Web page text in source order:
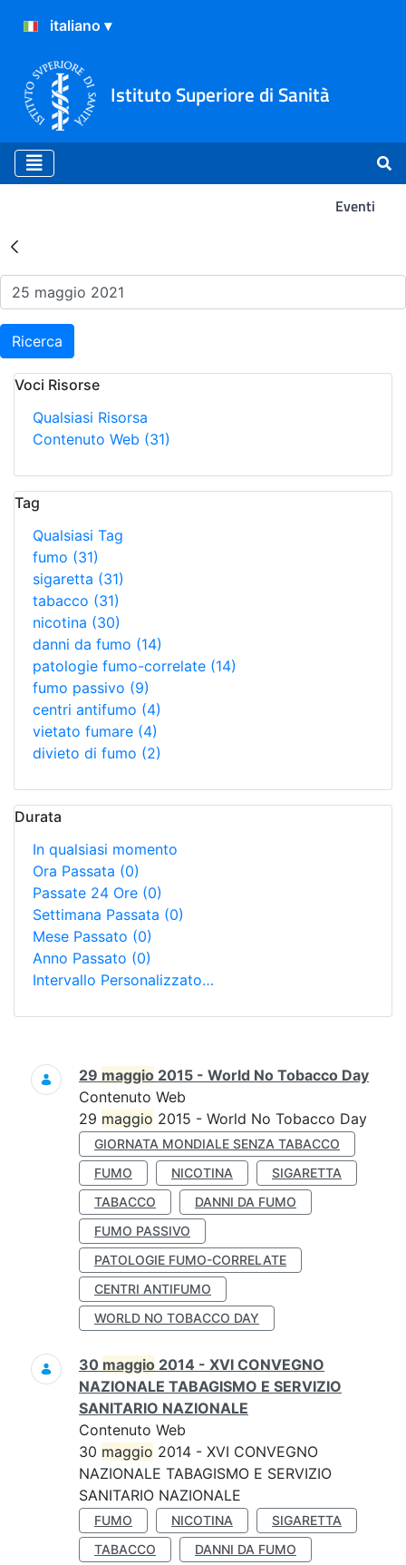
Istituto Superiore di Sanità
Eventi
Risultati della Ricerca -
Ricerca
Voci Risorse
Qualsiasi Risorsa
Contenuto Web (31)
Tag
Qualsiasi Tag
fumo (31)
sigaretta (31)
tabacco (31)
nicotina (30)
danni da fumo (14)
patologie fumo-correlate (14)
fumo passivo (9)
centri antifumo (4)
vietato fumare (4)
divieto di fumo (2)
Durata
In qualsiasi momento
Ora Passata (0)
Passate 24 Ore (0)
Settimana Passata (0)
Mese Passato (0)
Anno Passato (0)
Intervallo Personalizzato…
Ricerca
29 maggio 2015 - World No Tobacco Day
Contenuto Web
29 maggio 2015 - World No Tobacco Day
GIORNATA MONDIALE SENZA TABACCO
FUMO
NICOTINA
SIGARETTA
TABACCO
DANNI DA FUMO
FUMO PASSIVO
PATOLOGIE FUMO-CORRELATE
CENTRI ANTIFUMO
WORLD NO TOBACCO DAY
30 maggio 2014 - XVI CONVEGNO
NAZIONALE TABAGISMO E SERVIZIO
SANITARIO NAZIONALE
Contenuto Web
30 maggio 2014 - XVI CONVEGNO
NAZIONALE TABAGISMO E SERVIZIO
SANITARIO NAZIONALE
FUMO NICOTINA
SIGARETTA
TABACCO
DANNI DA FUMO